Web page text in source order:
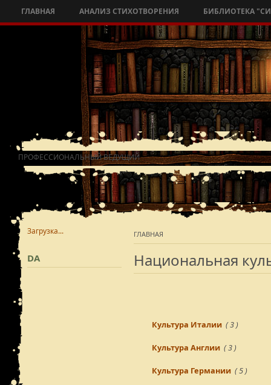
ГЛАВНАЯ АНАЛИЗ СТИХОТВОРЕНИЯ БИБЛИОТЕКА
ПРОФЕССИОНАЛЬНЫЙ ВЕДУЩИЙ
ГЛАВНАЯ
Национальная
Культура Италии ( 3 )
Культура Англии ( 3 )
Культура Германии ( 5 )
Загрузка...
DA